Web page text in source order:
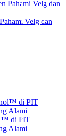
Velg dan
di PIT
Alami